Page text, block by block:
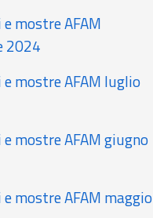
mostre AFAM
2024
mostre AFAM luglio
mostre AFAM giugno
mostre AFAM maggio